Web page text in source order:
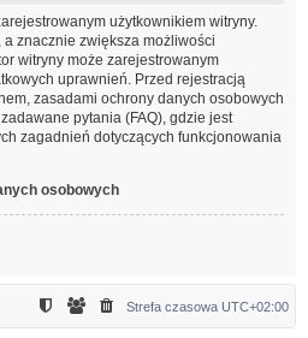
użytkownikiem witryny.
znacznie zwiększa możliwości
witryny może zarejestrowanym
uprawnień. Przed rejestracją
zasadami ochrony danych osobowych
pytania (FAQ), gdzie jest
zagadnień dotyczących funkcjonowania
osobowych
Strefa czasowa UTC+02:00